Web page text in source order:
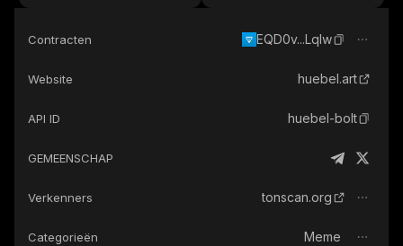
Contracten EQD0v...LqIw
Website huebel.art
API ID huebel-bolt
GEMEENSCHAP
Verkenners tonscan.org
Categorieën Meme